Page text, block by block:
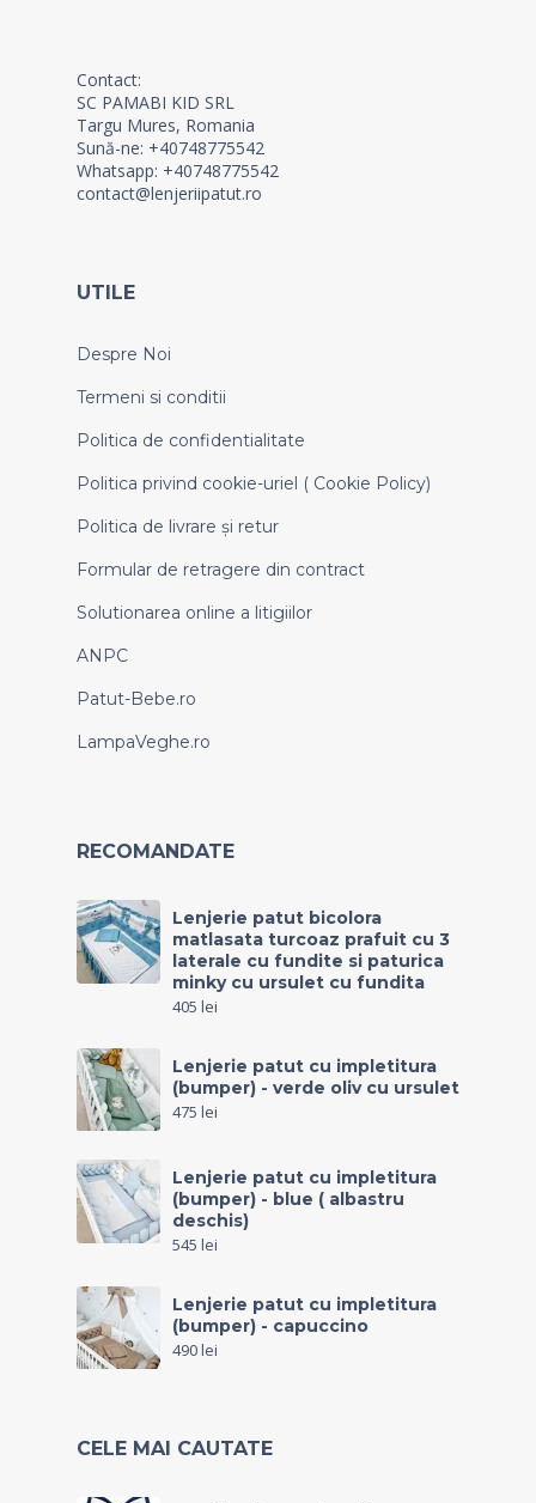
Contact:
SC PAMABI KID SRL
Targu Mures, Romania
Sună-ne: +40748775542
Whatsapp: +40748775542
contact@lenjeriipatut.ro
UTILE
Despre Noi
Termeni si conditii
Politica de confidentialitate
Politica privind cookie-uriel ( Cookie Policy)
Politica de livrare și retur
Formular de retragere din contract
Solutionarea online a litigiilor
ANPC
Patut-Bebe.ro
LampaVeghe.ro
RECOMANDATE
Lenjerie patut bicolora
matlasata turcoaz prafuit cu 3
laterale cu fundite si paturica
minky cu ursulet cu fundita
405 lei
Lenjerie patut cu impletitura
(bumper) - verde oliv cu ursulet
475 lei
Lenjerie patut cu impletitura
(bumper) - blue ( albastru
deschis)
545 lei
Lenjerie patut cu impletitura
(bumper) - capuccino
490lei
CELE MAI CAUTATE